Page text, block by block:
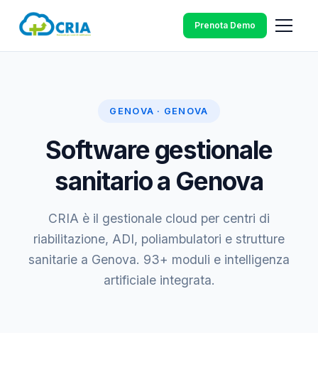
Prenota Demo
GENOVA · GENOVA
Software gestionale
sanitario a Genova
CRIA è il gestionale cloud per centri di
riabilitazione, ADI, poliambulatori e strutture
sanitarie a Genova. 93+ moduli e intelligenza
artificiale integrata.